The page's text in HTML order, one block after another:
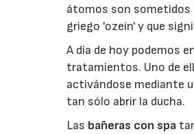
átomos son sometidos
griego 'ozein' y que
A día de hoy podemos
tratamientos. Uno de
activándose mediante
tan sólo abrir la ducha.
Las bañeras con spa